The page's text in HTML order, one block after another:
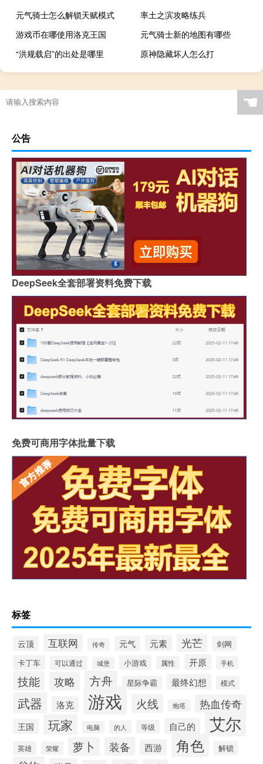
元气骑士怎么解锁天赋模式
率土之滨攻略练兵
游戏币在哪使用洛克王国
元气骑士新的地图有哪些
“洪规载启”的出处是哪里
原神隐藏坏人怎么打
☚
公告
DeepSeek全套部署资料免费下载
免费可商用字体批量下载
标签
云顶 互联网 传奇 元气 元素 光芒
剑网
卡丁车
可以通过 城堡 小游戏 属性 开原 手机
技能 攻略 方舟 星际争霸 最终幻想 模式
武器 洛克 游戏 火线 炮塔 热血传奇
王国 玩家 电脑 的人 等级 自己的 艾尔
英雄 荣耀 萝卜 装备 西游 角色 解锁